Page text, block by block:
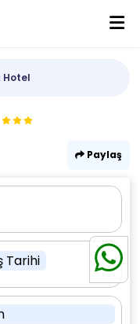
Hotel
Paylaş
Tarihi